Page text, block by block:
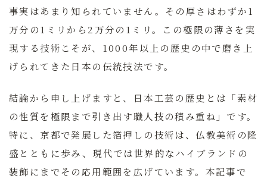
事実はあまり知られていません。その厚さはわずか1
万分の1ミリから2万分の1ミリ。この極限の薄さを実
現する技術こそが、1000年以上の歴史の中で磨き上
げられてきた日本の伝統技法です。
結論から申し上げますと、日本工芸の歴史とは「素材
の性質を極限まで引き出す職人技の積み重ね」です。
特に、京都で発展した箔押しの技術は、仏教美術の隆
盛とともに歩み、現代では世界的なハイブランドの
装飾にまでその応用範囲を広げています。本記事で